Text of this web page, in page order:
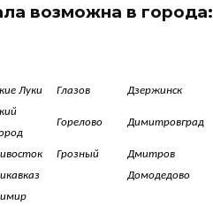
возможна в города:
Луки Глазов Дзержинск
Горелово Димитровград
Грозный
Дмитров
Домодедово